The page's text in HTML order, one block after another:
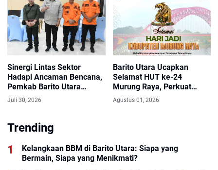
Sinergi Lintas Sektor
Hadapi Ancaman Bencana,
Pemkab Barito Utara
Perkuat Mitigasi Karhutla
Juli 30, 2026
Barito Utara Ucapkan
Selamat HUT ke-24
Murung Raya, Perkuat
Semangat Sinergi
Agustus 01, 2026
Trending
Kelangkaan BBM di Barito Utara: Siapa yang
Bermain, Siapa yang Menikmati?